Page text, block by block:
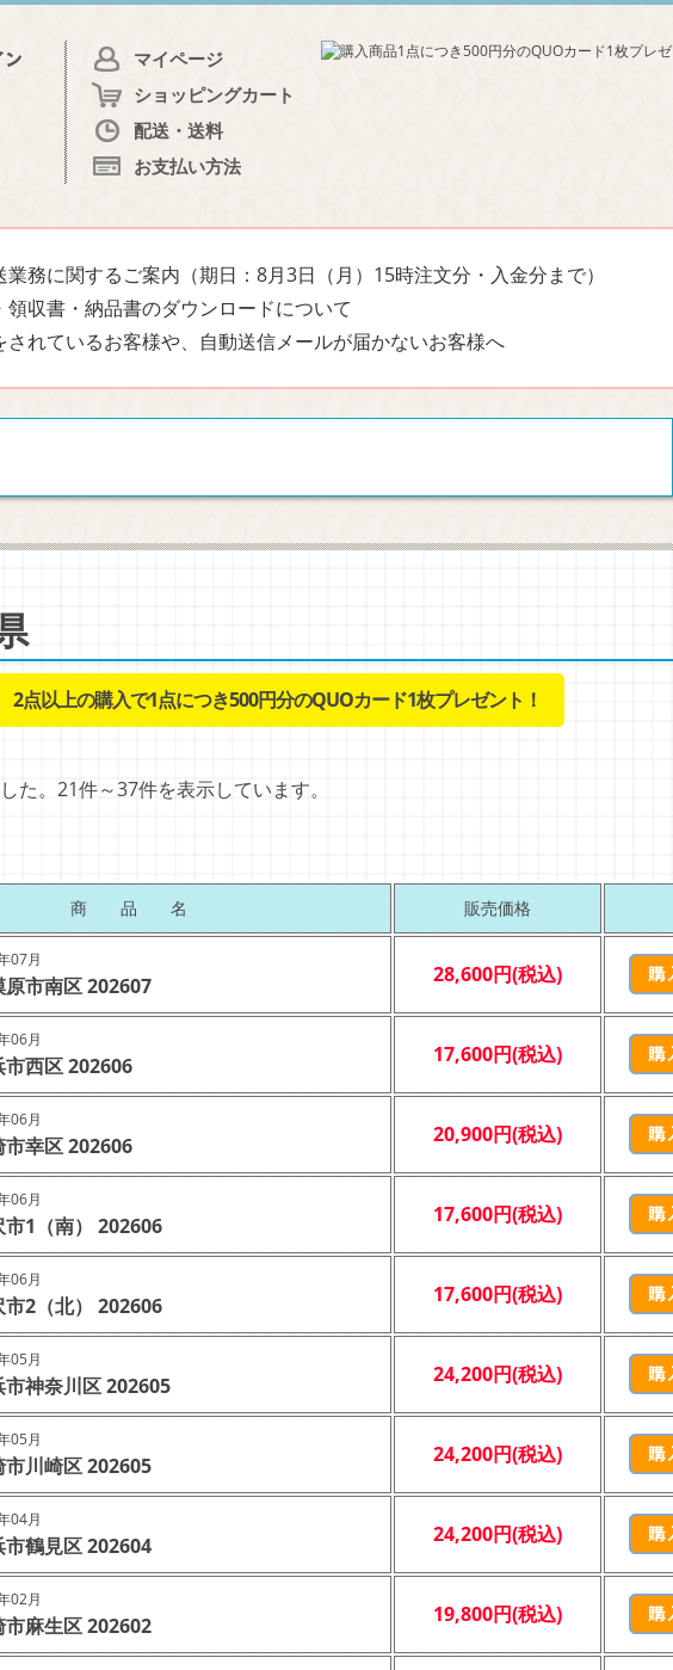
マイページ
ショッピングカート
配送・送料
お支払い方法
業務に関するご案内（期日：8月3日（月）15時注文分・入金分まで）
領収書・納品書のダウンロードについて
されているお客様や、自動送信メールが届かないお客様へ
2点以上の購入で1点につき500円分のQUOカード1枚プレゼント！
た。21件～37件を表示しています。
商 品 名 販売価格
07月
市南区 202607 28,600円(税込)
06月
西区 202606 17,600円(税込)
06月
幸区 202606 20,900円(税込)
06月
1（南） 202606 17,600円(税込)
06月
2（北） 202606 17,600円(税込)
05月
神奈川区 202605 24,200円(税込)
05月
川崎区 202605 24,200円(税込)
04月
鶴見区 202604 24,200円(税込)
02月
麻生区 202602 19,800円(税込)